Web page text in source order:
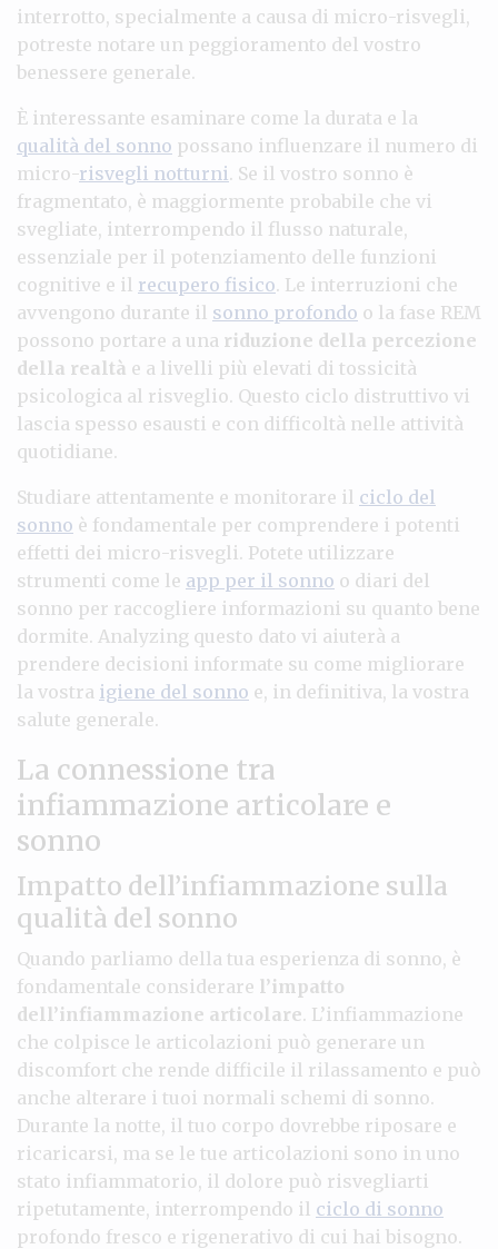
interrotto, specialmente a causa di micro-risvegli,
potreste notare un peggioramento del vostro
benessere generale.
È interessante esaminare come la durata e la
qualità del sonno possano influenzare il numero di
micro-risvegli notturni. Se il vostro sonno è
fragmentato, è maggiormente probabile che vi
svegliate, interrompendo il flusso naturale,
essenziale per il potenziamento delle funzioni
cognitive e il recupero fisico. Le interruzioni che
avvengono durante il sonno profondo o la fase REM
possono portare a una riduzione della percezione
della realtà e a livelli più elevati di tossicità
psicologica al risveglio. Questo ciclo distruttivo vi
lascia spesso esausti e con difficoltà nelle attività
quotidiane.
Studiare attentamente e monitorare il ciclo del
sonno è fondamentale per comprendere i potenti
effetti dei micro-risvegli. Potete utilizzare
strumenti come le app per il sonno o diari del
sonno per raccogliere informazioni su quanto bene
dormite. Analyzing questo dato vi aiuterà a
prendere decisioni informate su come migliorare
la vostra igiene del sonno e, in definitiva, la vostra
salute generale.
La connessione tra
infiammazione articolare e
sonno
Impatto dell’infiammazione sulla
qualità del sonno
Quando parliamo della tua esperienza di sonno, è
fondamentale considerare l’impatto
dell’infiammazione articolare. L’infiammazione
che colpisce le articolazioni può generare un
discomfort che rende difficile il rilassamento e può
anche alterare i tuoi normali schemi di sonno.
Durante la notte, il tuo corpo dovrebbe riposare e
ricaricarsi, ma se le tue articolazioni sono in uno
stato infiammatorio, il dolore può risvegliarti
ripetutamente, interrompendo il ciclo di sonno
profondo fresco e rigenerativo di cui hai bisogno.